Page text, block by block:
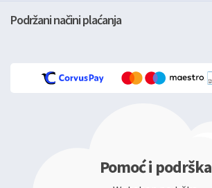
Podržani načini plaćanja
Pomoć i podrška